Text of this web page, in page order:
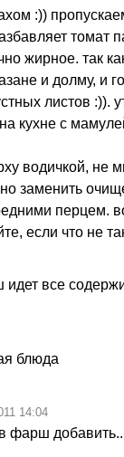
:))
томат
жирное. так
и долму, и
листов
кухне с
водичкой, не
заменить
перцем.
если что не
все
блюда
14:04
фарш